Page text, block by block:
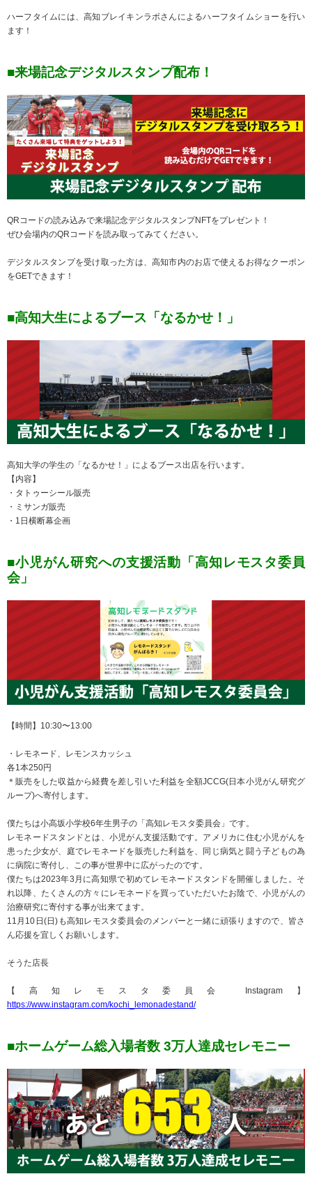
ハーフタイムには、高知ブレイキンラボさんによるハーフタイムショーを行い
ます！
■来場記念デジタルスタンプ配布！
QRコードの読み込みで来場記念デジタルスタンプNFTをプレゼント！
ぜひ会場内のQRコードを読み取ってみてください。
デジタルスタンプを受け取った方は、高知市内のお店で使えるお得なクーポン
をGETできます！
■高知大生によるブース「なるかせ！」
高知大学の学生の「なるかせ！」によるブース出店を行います。
【内容】
・タトゥーシール販売
・ミサンガ販売
・1日横断幕企画
■小児がん研究への支援活動「高知レモスタ委員
会」
【時間】10:30〜13:00
・レモネード、レモンスカッシュ
各1本250円
＊販売をした収益から経費を差し引いた利益を全額JCCG(日本小児がん研究グ
ループ)へ寄付します。
僕たちは小高坂小学校6年生男子の「高知レモスタ委員会」です。
レモネードスタンドとは、小児がん支援活動です。アメリカに住む小児がんを
患った少女が、庭でレモネードを販売した利益を、同じ病気と闘う子どもの為
に病院に寄付し、この事が世界中に広がったのです。
僕たちは2023年3月に高知県で初めてレモネードスタンドを開催しました。そ
れ以降、たくさんの方々にレモネードを買っていただいたお陰で、小児がんの
治療研究に寄付する事が出来てます。
11月10日(日)も高知レモスタ委員会のメンバーと一緒に頑張りますので、皆さ
ん応援を宜しくお願いします。
そうた店長
【高知レモスタ委員会 Instagram】
https://www.instagram.com/kochi_lemonadestand/
■ホームゲーム総入場者数 3万人達成セレモニー